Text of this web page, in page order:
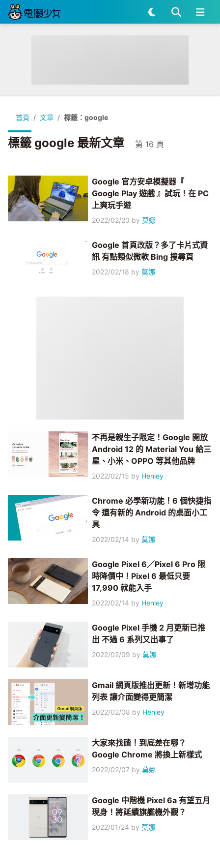
首頁 文章 標籤：google
標籤 google 最新文章 第 16 頁
Google 官方安卓模擬器『
Google Play 遊戲 』試玩！在 PC
上爽玩手遊
2022/02/20 by莫娜
Google 首頁改版？多了卡片式資
訊 有點類似微軟 Bing 搜尋頁
2022/02/18 by莫娜
不再是親生子限定！Google 開放
Android 12 的 Material You 給三
星、小米、OPPO 等其他品牌
2022/02/15 by Henley
Chrome 必學新功能！6 個快捷指
令 還有新的 Android 的桌面小工
具
2022/02/14 by莫娜
Google Pixel 6／Pixel 6 Pro 限
時降價中！Pixel 6 最低只要
17,990 就能入手
2022/02/14 by Henley
Google Pixel 手機 2 月更新已推
出 不過 6 系列又出事了
2022/02/09 by莫娜
Gmail 網頁版推出更新！新增功能
列表 讓介面變得更簡潔
2022/02/08 by Henley
大家來找碴！到底差在哪？
Google Chrome 將換上新樣式
2022/02/07 by莫娜
Google 中階機 Pixel 6a 有望五月
現身！將延續旗艦機外觀？
2022/01/24 by莫娜